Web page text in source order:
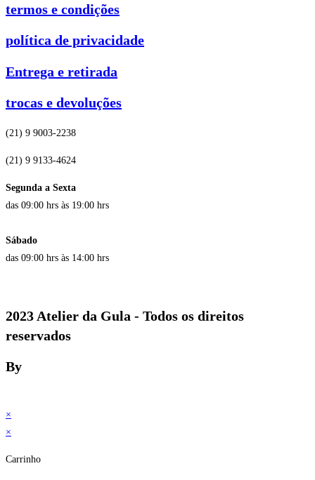
termos e condições
política de privacidade
Entrega e retirada
trocas e devoluções
(21) 9 9003-2238
(21) 9 9133-4624
Segunda a Sexta
das 09:00 hrs às 19:00 hrs
Sábado
das 09:00 hrs às 14:00 hrs
2023 Atelier da Gula - Todos os direitos
reservados
By
×
×
Carrinho